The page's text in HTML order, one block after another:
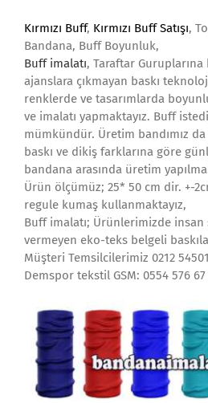
Kırmızı Buff, Kırmızı Buff Satışı,
Bandana, Buff Boyunluk,
Buff imalatı, Taraftar
ajanslara çıkmayan baskı
renklerde ve tasarımlarda
ve imalatı yapmaktayız. Buff
mümkündür. Üretim bandımız
baskı ve dikiş farklarına göre
bandana arasında üretim
Ürün ölçümüz; 25* 50 cm dir. +-
regule kumaş kullanmaktayız,
Buff imalatı; Ürünlerimizde insan
vermeyen eko-teks belgeli
Müşteri Temsilcilerimiz 0212
Demspor tekstil GSM: 0554 576